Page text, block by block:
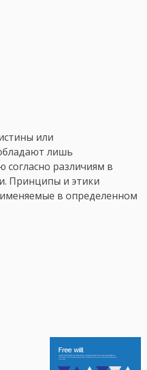
или
лишь
согласно различиям в
Принципы и этики
в определенном